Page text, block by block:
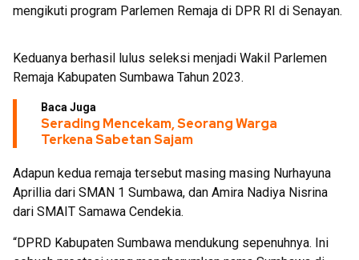
mengikuti program Parlemen Remaja di DPR RI di Senayan.
Keduanya berhasil lulus seleksi menjadi Wakil Parlemen
Remaja Kabupaten Sumbawa Tahun 2023.
Baca Juga
Serading Mencekam, Seorang Warga
Terkena Sabetan Sajam
Adapun kedua remaja tersebut masing masing Nurhayuna
Aprillia dari SMAN 1 Sumbawa, dan Amira Nadiya Nisrina
dari SMAIT Samawa Cendekia.
“DPRD Kabupaten Sumbawa mendukung sepenuhnya. Ini